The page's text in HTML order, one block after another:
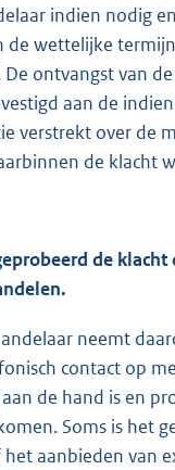
indien nodig
de wettelijke
ontvangst van
aan de
verstrekt over de
de klacht
de
neemt
contact op
de hand is en
Soms is het
aanbieden van